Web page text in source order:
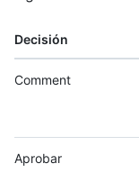
Decisión
Comment
Aprobar